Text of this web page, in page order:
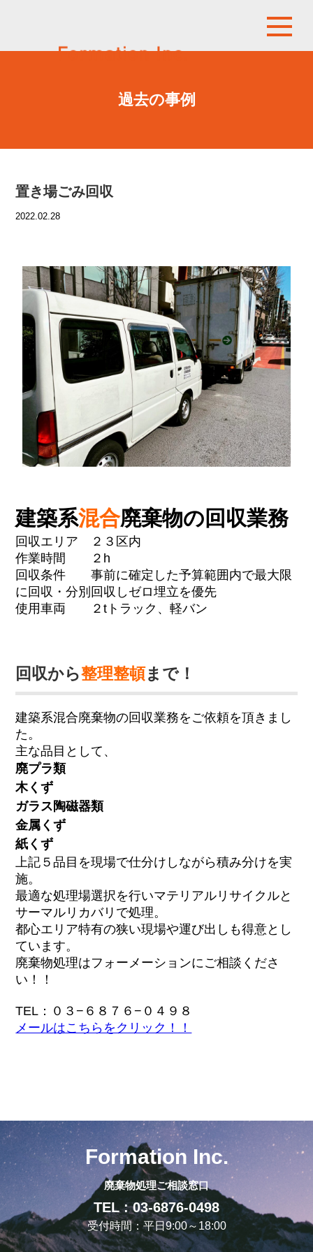
過去の事例
置き場ごみ回収
2022.02.28
建築系混合廃棄物の回収業務
回収エリア ２３区内
作業時間 ２h
回収条件 事前に確定した予算範囲内で最大限
に回収・分別回収しゼロ埋立を優先
使用車両 ２tトラック、軽バン
回収から整理整頓まで！
建築系混合廃棄物の回収業務をご依頼を頂きまし
た。
主な品目として、
廃プラ類
木くず
ガラス陶磁器類
金属くず
紙くず
上記５品目を現場で仕分けしながら積み分けを実
施。
最適な処理場選択を行いマテリアルリサイクルと
サーマルリカバリで処理。
都心エリア特有の狭い現場や運び出しも得意とし
ています。
廃棄物処理はフォーメーションにご相談くださ
い！！
TEL：０３−６８７６−０４９８
メールはこちらをクリック！！
Formation Inc.
廃棄物処理ご相談窓口
TEL : 03-6876-0498
受付時間：平日9:00～18:00